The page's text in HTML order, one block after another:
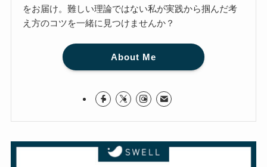
をお届け。難しい理論ではない私が実践から掴んだ考
え方のコツを一緒に見つけませんか？
About Me